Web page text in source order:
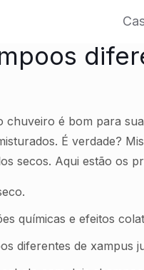
é bom para
É verdade?
secos. Aqui estão os
químicas e efeitos
diferentes de xampus